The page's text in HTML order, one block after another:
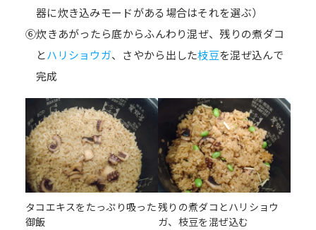
器に炊き込みモードがある場合はそれを選ぶ）
⑥炊きあがったら底からふんわり混ぜ、残りの煮ダコ
とハリショウガ、さやから出した枝豆を混ぜ込んで
完成
タコエキスをたっぷり吸った
御飯
残りの煮ダコとハリショウ
ガ、枝豆を混ぜ込む